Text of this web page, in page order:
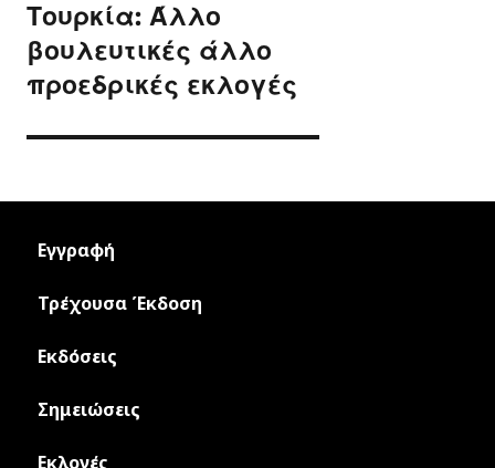
Next
post:
Τουρκία: Άλλο
βουλευτικές άλλο
προεδρικές εκλογές
Εγγραφή
Τρέχουσα Έκδοση
Εκδόσεις
Σημειώσεις
Εκλογές